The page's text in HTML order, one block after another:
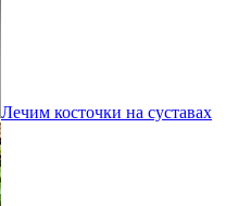
Лечим косточки на суставах